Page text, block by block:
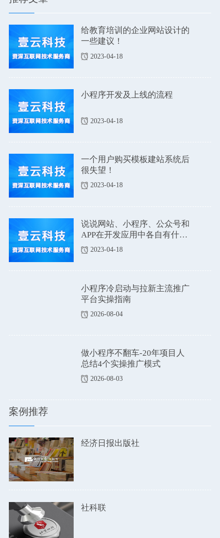
给教育培训的企业网站设计的
一些建议！
2023-04-18
小程序开发及上线的流程
2023-04-18
一个用户购买模板建站系统后
很失望！
2023-04-18
说说网站、小程序、公众号和
APP在开发应用中各自有什么
优点和缺点吗？
2023-04-18
小程序冷启动与拉新主流推广
平台实操指南
2026-08-04
做小程序不翻车-20年项目人
总结4个实操推广模式
2026-08-03
案例推荐
经济日报出版社
社科联